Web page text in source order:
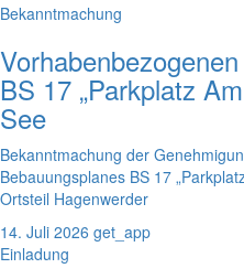
Bekanntmachung
BS 17 „Parkplatz
See
Bekanntmachung der
Bebauungsplanes BS 17
Ortsteil Hagenwerder
14. Juli 2026 get_app
Einladung